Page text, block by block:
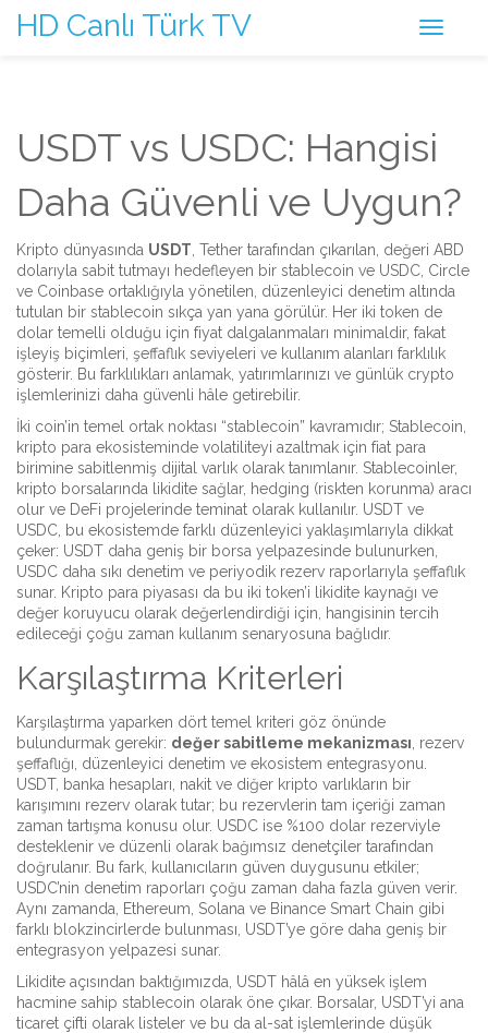
HD Canlı Türk TV
USDT vs USDC: Hangisi
Daha Güvenli ve Uygun?
Kripto dünyasında USDT Tether tarafından çıkarılan, değeri ABD
dolarıyla sabit tutmayı hedefleyen bir stablecoin ve USDC Circle
ve Coinbase ortaklığıyla yönetilen, düzenleyici denetim altında
tutulan bir stablecoin sıkça yan yana görülür. Her iki token de
dolar temelli olduğu için fiyat dalgalanmaları minimaldir, fakat
işleyiş biçimleri, şeffaflık seviyeleri ve kullanım alanları farklılık
gösterir. Bu farklılıkları anlamak, yatırımlarınızı ve günlük crypto
işlemlerinizi daha güvenli hâle getirebilir.
İki coin’in temel ortak noktası “stablecoin” kavramıdır; Stablecoin
kripto para ekosisteminde volatiliteyi azaltmak için fiat para
birimine sabitlenmiş dijital varlık olarak tanımlanır. Stablecoinler,
kripto borsalarında likidite sağlar, hedging (riskten korunma) aracı
olur ve DeFi projelerinde teminat olarak kullanılır. USDT ve
USDC, bu ekosistemde farklı düzenleyici yaklaşımlarıyla dikkat
çeker: USDT daha geniş bir borsa yelpazesinde bulunurken,
USDC daha sıkı denetim ve periyodik rezerv raporlarıyla şeffaflık
sunar. Kripto para piyasası da bu iki token’i likidite kaynağı ve
değer koruyucu olarak değerlendirdiği için, hangisinin tercih
edileceği çoğu zaman kullanım senaryosuna bağlıdır.
Karşılaştırma Kriterleri
Karşılaştırma yaparken dört temel kriteri göz önünde
bulundurmak gerekir: değer sabitleme mekanizması , rezerv
şeffaflığı, düzenleyici denetim ve ekosistem entegrasyonu.
USDT, banka hesapları, nakit ve diğer kripto varlıkların bir
karışımını rezerv olarak tutar; bu rezervlerin tam içeriği zaman
zaman tartışma konusu olur. USDC ise %100 dolar rezerviyle
desteklenir ve düzenli olarak bağımsız denetçiler tarafından
doğrulanır. Bu fark, kullanıcıların güven duygusunu etkiler;
USDC’nin denetim raporları çoğu zaman daha fazla güven verir.
Aynı zamanda, Ethereum, Solana ve Binance Smart Chain gibi
farklı blokzincirlerde bulunması, USDT’ye göre daha geniş bir
entegrasyon yelpazesi sunar.
Likidite açısından baktığımızda, USDT hâlâ en yüksek işlem
hacmine sahip stablecoin olarak öne çıkar. Borsalar, USDT’yi ana
ticaret çifti olarak listeler ve bu da al-sat işlemlerinde düşük